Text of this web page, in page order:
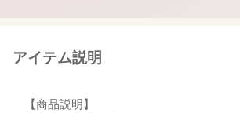
アイテム説明
【商品説明】